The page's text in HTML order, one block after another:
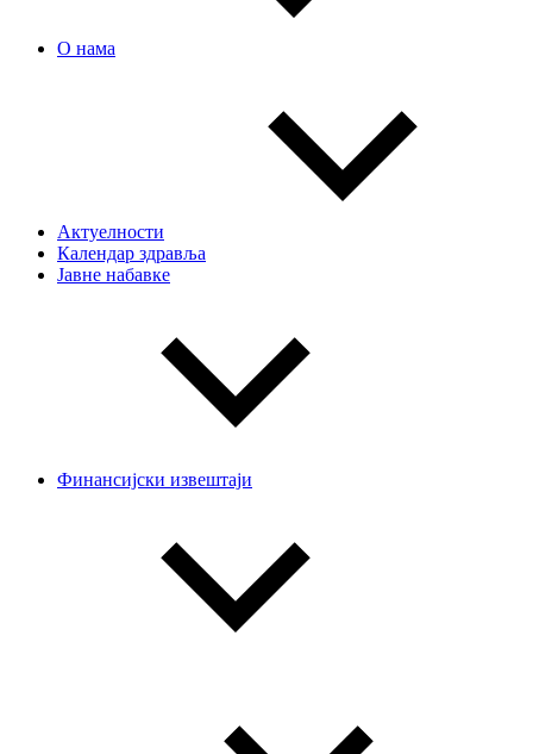
О нама
Актуелности
Календар здравља
Јавне набавке
Финансијски извештаји